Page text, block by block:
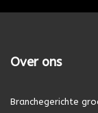
Over ons
Branchegerichte